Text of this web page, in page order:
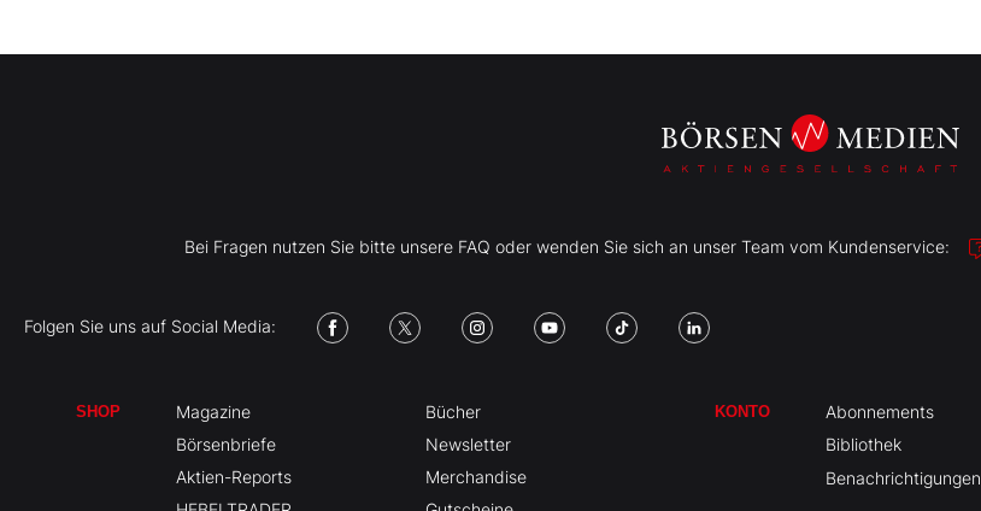
Bei Fragen nutzen Sie bitte unsere FAQ oder wenden Sie sich an unser Team vom Kundenservice:
Folgen Sie uns auf Social Media:
SHOP
Magazine
Börsenbriefe
Aktien-Reports
Bücher
Newsletter
Merchandise
KONTO
Abonnements
Bibliothek
Benachrichtigungen